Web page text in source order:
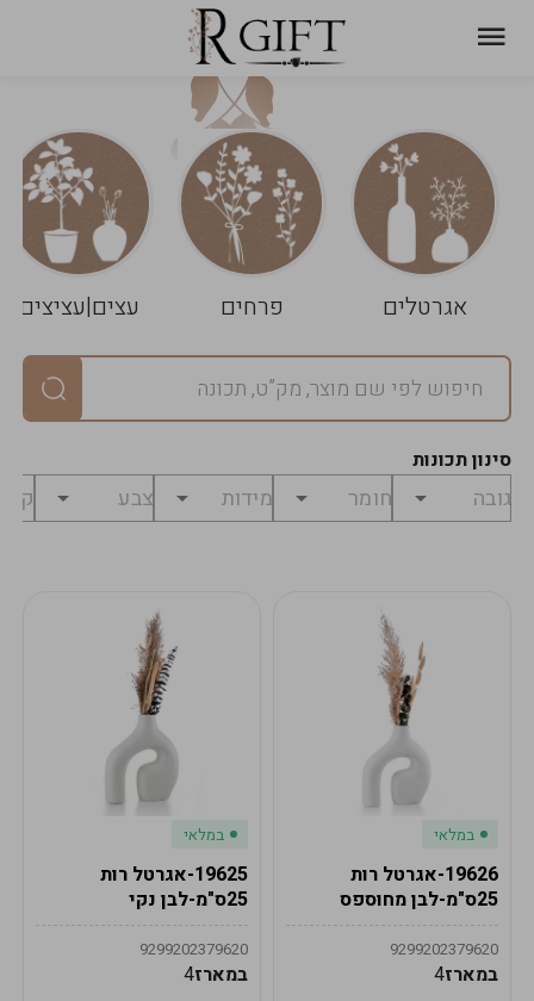
אגרטלים פרחים עצים|עציצים
סינון תכונות
במלאי
19626-אגרטל רות
25ס"מ-לבן מחוספס
9299202379620
במארז4
במלאי
19625-אגרטל רות
25ס"מ-לבן נקי
9299202379620
במארז4
עגלת
שלך
ניקוי
הסל
במארז
מחיר
לפני
₪0
לתשלום